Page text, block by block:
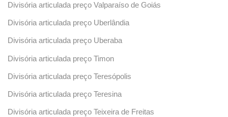
Divisória articulada preço Valparaíso de Goiás
Divisória articulada preço Uberlândia
Divisória articulada preço Uberaba
Divisória articulada preço Timon
Divisória articulada preço Teresópolis
Divisória articulada preço Teresina
Divisória articulada preço Teixeira de Freitas